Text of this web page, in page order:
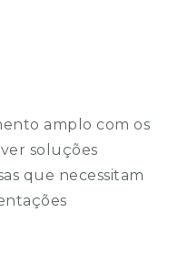
amplo com os
soluções
que necessitam